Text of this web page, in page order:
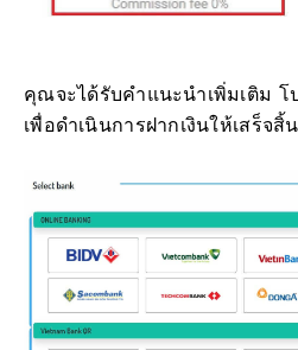
คุณจะได้รับคำแนะนำเพิ่มเติม
เพื่อดำเนินการฝากเงินให้เสร็จสิ้น